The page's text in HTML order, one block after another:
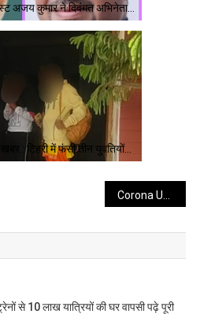
अजय कुमार ने दिवंगत अभिनेता…
: टिहरी में फंसी तीन युवतियों…
से 10 लाख यात्रियों की घर वापसी पढ़े पूरी